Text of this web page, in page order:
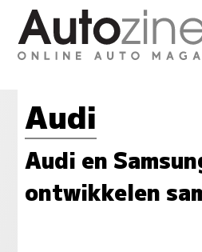
Audi
Audi en
ontwikkelen